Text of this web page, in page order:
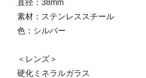
直径：38mm
素材：ステンレススチール
色：シルバー
＜レンズ＞
硬化ミネラルガラス